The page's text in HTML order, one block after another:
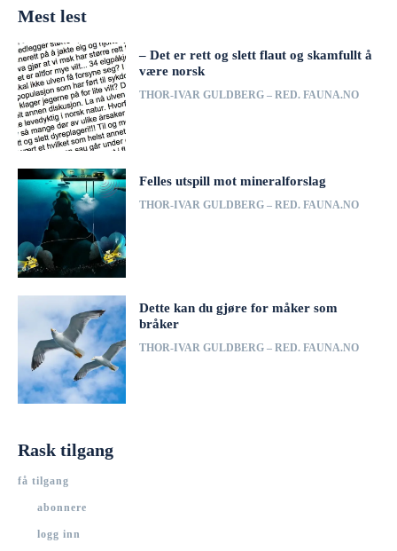
Mest lest
– Det er rett og slett flaut og skamfullt å
være norsk
THOR-IVAR GULDBERG – RED. FAUNA.NO
Felles utspill mot mineralforslag
THOR-IVAR GULDBERG – RED. FAUNA.NO
Dette kan du gjøre for måker som
bråker
THOR-IVAR GULDBERG – RED. FAUNA.NO
Rask tilgang
få tilgang
abonnere
logg inn